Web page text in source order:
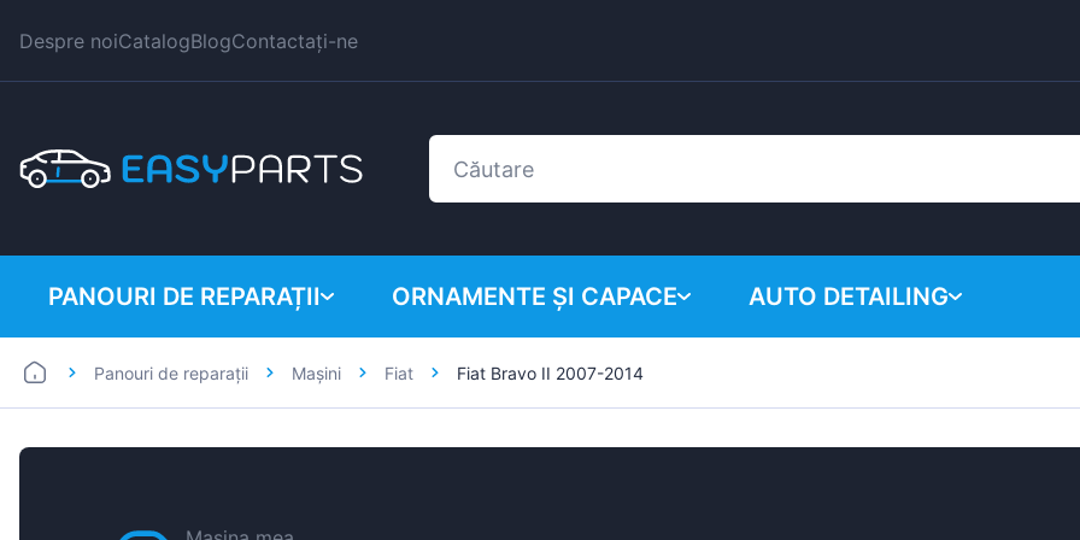
Despre noiCatalogBlogContactați-ne
PANOURI DE REPARAȚII
Autoutilitare
ORNAMENTE ȘI CAPACE
BMW
AUTO DETAILING
Panouri de reparații Mașini Fiat Fiat Bravo II 2007-2014